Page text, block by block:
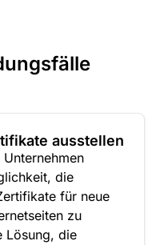
ausstellen
die
für neue
zu
Lösung, die